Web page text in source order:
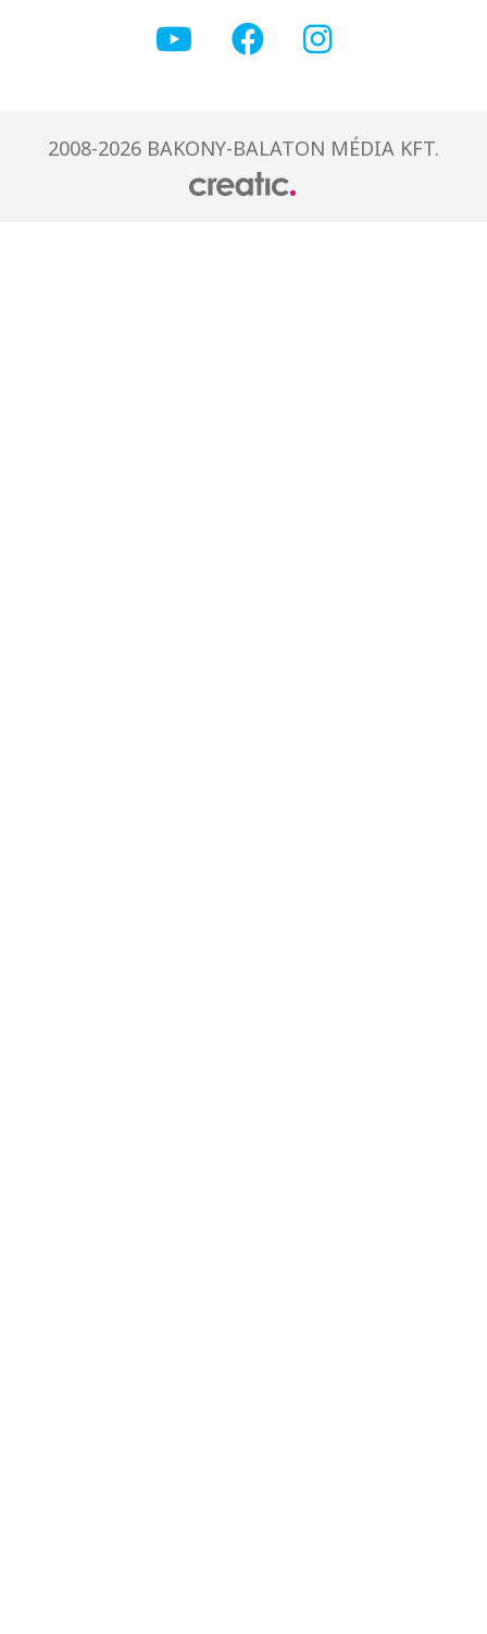
2008-2026 BAKONY-BALATON MÉDIA KFT.